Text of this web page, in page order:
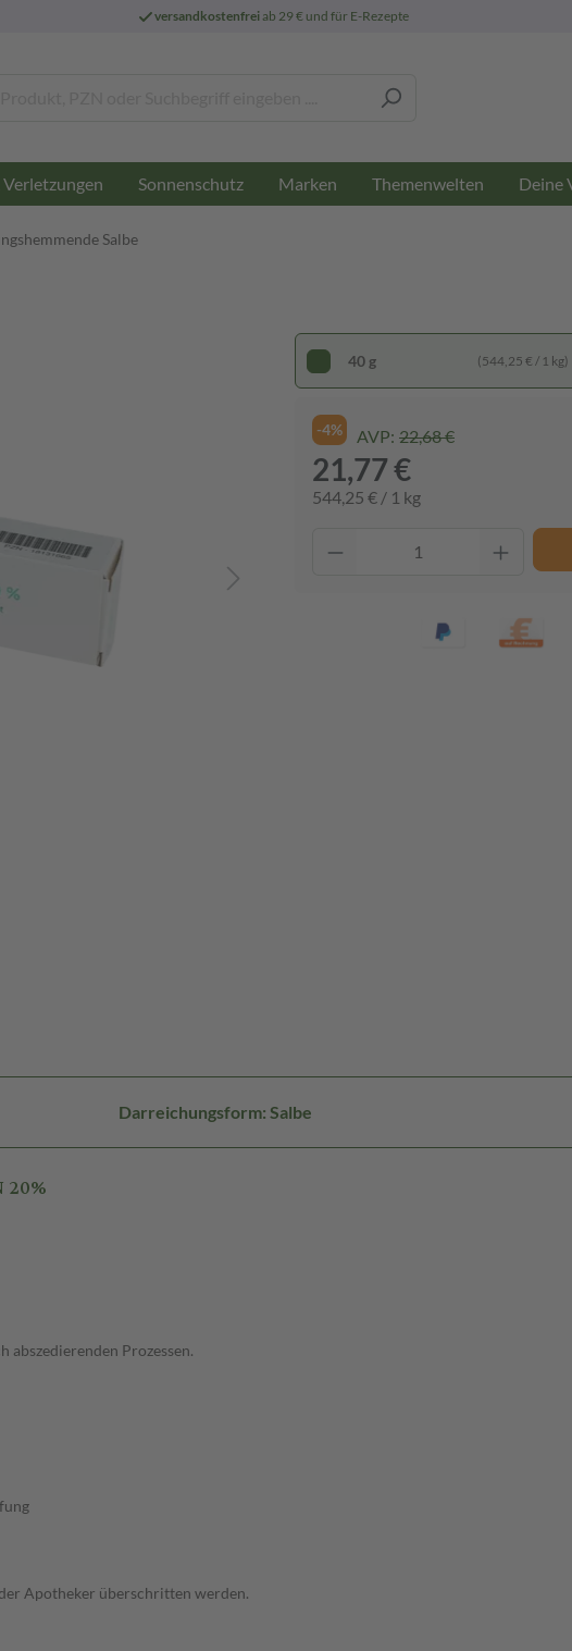
versandkostenfreiab 29 € und für E-Rezepte
Verletzungen Sonnenschutz Marken Themenwelten Deine
Salbe
40 g (544,25 € / 1 kg)
-4% AVP: 22,68 €
21,77 €
544,25 € / 1 kg
Darreichungsform: Salbe
abszedierenden Prozessen.
Apotheker überschritten werden.